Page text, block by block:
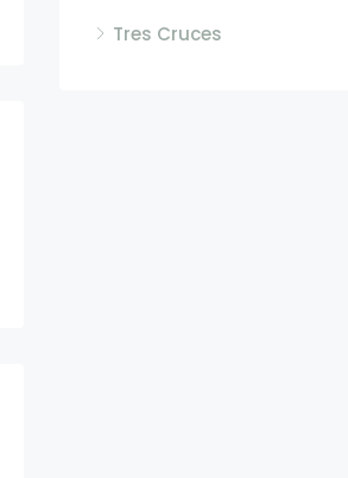
Tres Cruces